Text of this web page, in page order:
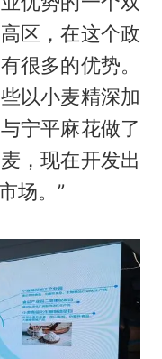
区，在这个政
很多的优势。
以小麦精深加
宁平麻花做了
，现在开发出
场。”